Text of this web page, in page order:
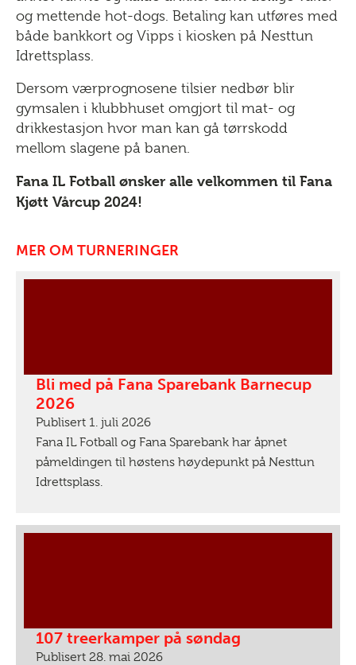
og mettende hot-dogs. Betaling kan utføres med
både bankkort og Vipps i kiosken på Nesttun
Idrettsplass.
Dersom værprognosene tilsier nedbør blir
gymsalen i klubbhuset omgjort til mat- og
drikkestasjon hvor man kan gå tørrskodd
mellom slagene på banen.
Fana IL Fotball ønsker alle velkommen til Fana
Kjøtt Vårcup 2024!
MER OM TURNERINGER
Bli med på Fana Sparebank Barnecup
2026
Publisert 1. juli 2026
Fana IL Fotball og Fana Sparebank har åpnet
påmeldingen til høstens høydepunkt på Nesttun
Idrettsplass.
107 treerkamper på søndag
Publisert 28. mai 2026